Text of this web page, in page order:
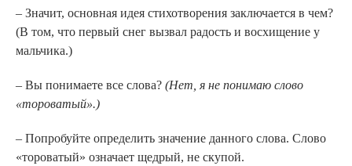
– Значит, основная идея стихотворения заключается в чем?
(В том, что первый снег вызвал радость и восхищение у
мальчика.)
– Вы понимаете все слова? (Нет, я не понимаю слово
«тороватый».)
– Попробуйте определить значение данного слова. Слово
«тороватый» означает щедрый, не скупой.